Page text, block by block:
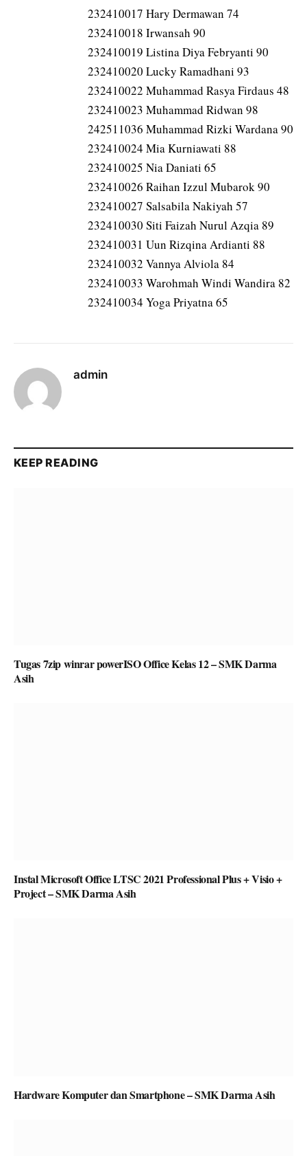
232410017 Hary Dermawan 74
232410018 Irwansah 90
232410019 Listina Diya Febryanti 90
232410020 Lucky Ramadhani 93
232410022 Muhammad Rasya Firdaus 48
232410023 Muhammad Ridwan 98
242511036 Muhammad Rizki Wardana 90
232410024 Mia Kurniawati 88
232410025 Nia Daniati 65
232410026 Raihan Izzul Mubarok 90
232410027 Salsabila Nakiyah 57
232410030 Siti Faizah Nurul Azqia 89
232410031 Uun Rizqina Ardianti 88
232410032 Vannya Alviola 84
232410033 Warohmah Windi Wandira 82
232410034 Yoga Priyatna 65
admin
KEEP READING
Tugas 7zip winrar powerISO Office Kelas 12 – SMK Darma
Asih
Instal Microsoft Office LTSC 2021 Professional Plus + Visio +
Project – SMK Darma Asih
Hardware Komputer dan Smartphone – SMK Darma Asih